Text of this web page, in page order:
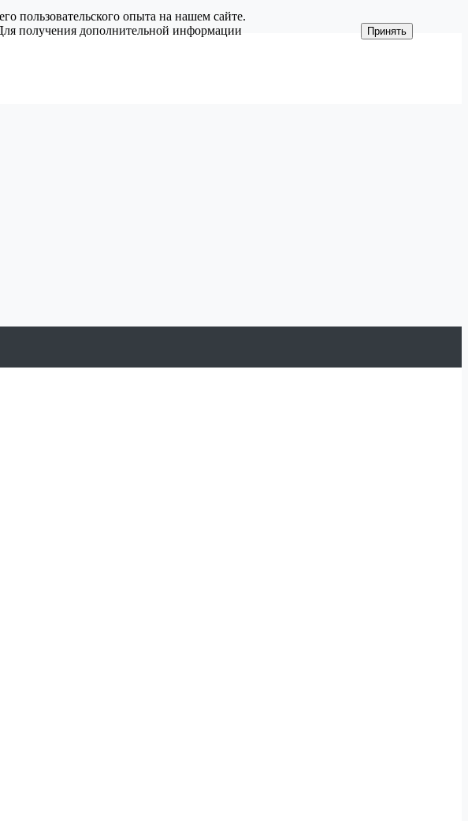
пользовательского опыта на нашем сайте.
получения дополнительной информации
Принять